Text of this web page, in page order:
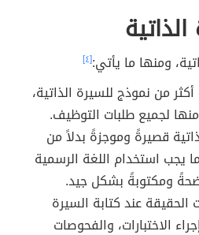
ومنها ما يأتي:[٤]
من نموذج للسيرة الذاتية،
لجميع طلبات التوظيف.
قصيرةً وموجزةً بدلاً من
يجب استخدام اللغة الرسمية
ومكتوبةً بشكل جيد.
عند كتابة السيرة
الاختبارات، والفحوصات